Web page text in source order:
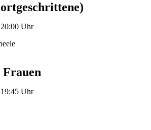
Uhr
Uhr